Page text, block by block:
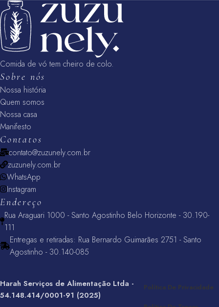
Comida de vó tem cheiro de colo.
Sobre nós
Nossa história
Quem somos
Nossa casa
Manifesto
Contatos
contato@zuzunely.com.br
zuzunely.com.br
WhatsApp
Instagram
Endereço
Rua Araguari 1000 - Santo Agostinho Belo Horizonte - 30.190-
111
Entregas e retiradas: Rua Bernardo Guimarães 2751 - Santo
Agostinho - 30.140-085
Harah Serviços de Alimentação Ltda -
54.148.414/0001-91 (2025)
Política De Privacidade